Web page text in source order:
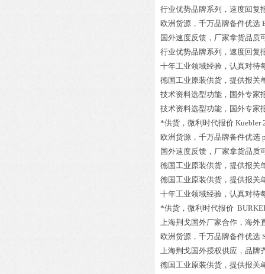
行业优势品牌系列，速度回复
欧洲货源，千万品牌备件优选
国外速度反馈，厂家拿货品质
行业优势品牌系列，速度回复
十年工业领域经验，认真对待
德国工业原装供货，提供报关
技术资料选型功能，国外专家
技术资料选型功能，国外专家
*供货，微利时代报价 Kuebler
欧洲货源，千万品牌备件优选
国外速度反馈，厂家拿货品质
德国工业原装供货，提供报关
德国工业原装供货，提供报关
十年工业领域经验，认真对待
*供货，微利时代报价
上海荆戈国外厂家合作，海外
欧洲货源，千万品牌备件优选
上海荆戈国外授权供应，品牌
德国工业原装供货，提供报关